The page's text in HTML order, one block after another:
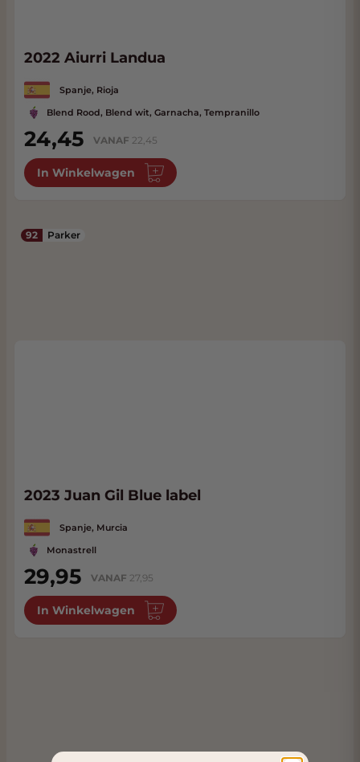
2022 Aiurri Landua
Spanje, Rioja
Blend Rood, Blend wit, Garnacha, Tempranillo
24,45 VANAF 22,45
In Winkelwagen
92 Parker
2023 Juan Gil Blue label
Spanje, Murcia
Monastrell
29,95 VANAF 27,95
In Winkelwagen